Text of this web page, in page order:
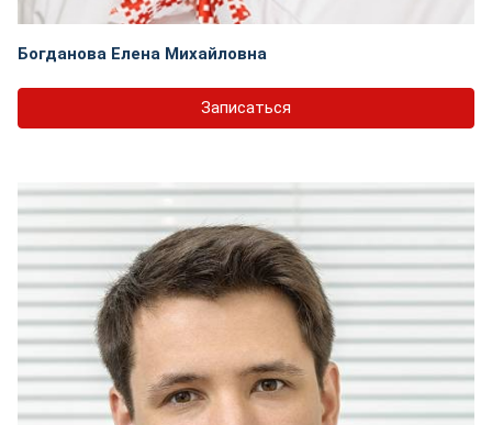
Богданова Елена Михайловна
Записаться